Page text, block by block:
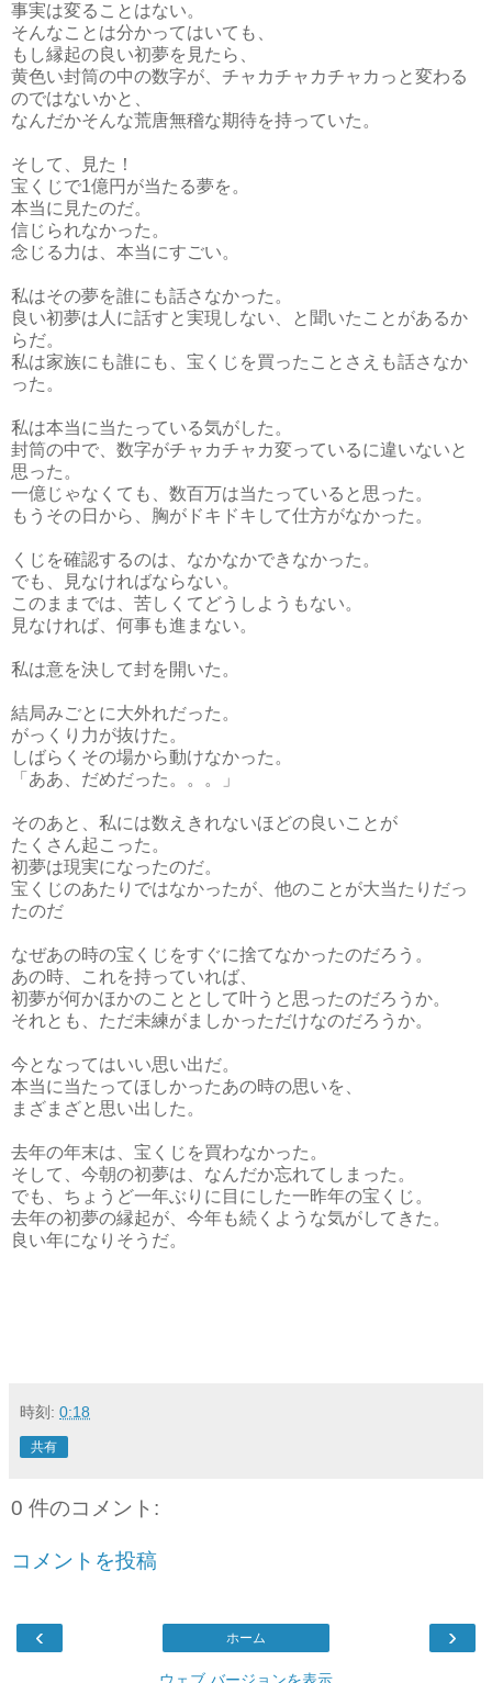
事実は変ることはない。
そんなことは分かってはいても、
もし縁起の良い初夢を見たら、
黄色い封筒の中の数字が、チャカチャカチャカっと変わる
のではないかと、
なんだかそんな荒唐無稽な期待を持っていた。
そして、見た！
宝くじで1億円が当たる夢を。
本当に見たのだ。
信じられなかった。
念じる力は、本当にすごい。
私はその夢を誰にも話さなかった。
良い初夢は人に話すと実現しない、と聞いたことがあるか
らだ。
私は家族にも誰にも、宝くじを買ったことさえも話さなか
った。
私は本当に当たっている気がした。
封筒の中で、数字がチャカチャカ変っているに違いないと
思った。
一億じゃなくても、数百万は当たっていると思った。
もうその日から、胸がドキドキして仕方がなかった。
くじを確認するのは、なかなかできなかった。
でも、見なければならない。
このままでは、苦しくてどうしようもない。
見なければ、何事も進まない。
私は意を決して封を開いた。
結局みごとに大外れだった。
がっくり力が抜けた。
しばらくその場から動けなかった。
「ああ、だめだった。。。」
そのあと、私には数えきれないほどの良いことが
たくさん起こった。
初夢は現実になったのだ。
宝くじのあたりではなかったが、他のことが大当たりだっ
たのだ
なぜあの時の宝くじをすぐに捨てなかったのだろう。
あの時、これを持っていれば、
初夢が何かほかのこととして叶うと思ったのだろうか。
それとも、ただ未練がましかっただけなのだろうか。
今となってはいい思い出だ。
本当に当たってほしかったあの時の思いを、
まざまざと思い出した。
去年の年末は、宝くじを買わなかった。
そして、今朝の初夢は、なんだか忘れてしまった。
でも、ちょうど一年ぶりに目にした一昨年の宝くじ。
去年の初夢の縁起が、今年も続くような気がしてきた。
良い年になりそうだ。
時刻: 0:18
共有
0 件のコメント:
コメントを投稿
‹ ›
ホーム